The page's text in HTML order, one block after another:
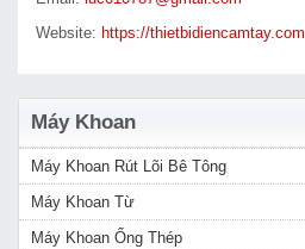
Website: https://thietbidiencamtay.com
Máy Khoan
Máy Khoan Rút Lõi Bê Tông
Máy Khoan Từ
Máy Khoan Ống Thép